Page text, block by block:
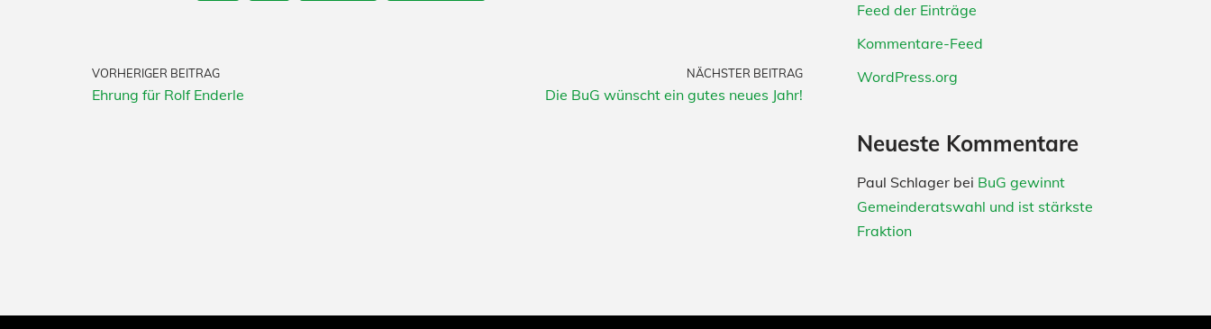
VORHERIGER BEITRAG
Ehrung für Rolf Enderle
NÄCHSTER BEITRAG
Die BuG wünscht ein gutes neues Jahr!
Feed der Einträge
Kommentare-Feed
WordPress.org
Neueste Kommentare
Paul Schlager bei BuG gewinnt
Gemeinderatswahl und ist stärkste
Fraktion